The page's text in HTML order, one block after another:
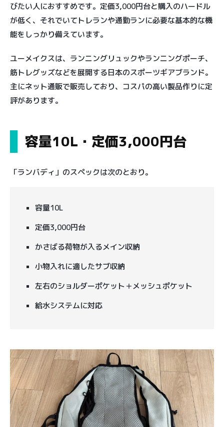
びたい人におすすめです。定価3,000円台と購入のハードル
が低く、それでいてトレランや通勤ランに必要な基本的な機
能をしっかり備えています。
ユーメイクスは、ランニングリュックやランニングポーチ、
筋トレグッズなどを展開する日本のスポーツギアブランド。
主にネット通販で販売しており、コスパの高い製品作りに定
評があります。
容量10L・定価3,000円台
「ランバディ」のスペックは次のとおり。
容量10L
定価3,000円台
かさばる荷物が入るメイン収納
小物入れに適したサブ収納
左右のショルダーポケット＋メッシュポケット
給水システムに対応